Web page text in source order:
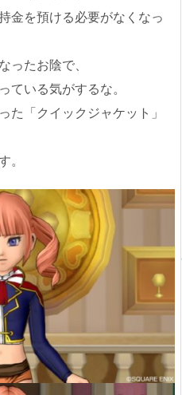
金を預ける必要がなくなっ
ったお陰で、
ている気がするな。
た「クイックジャケット」
。